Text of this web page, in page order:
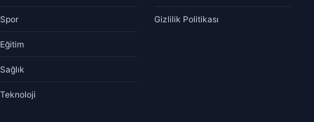
Spor
Eğitim
Sağlık
Teknoloji
Gizlilik Politikası